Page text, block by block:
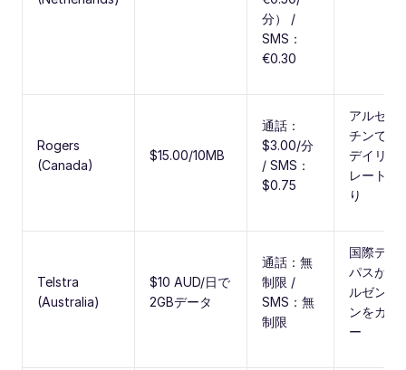
分） /
SMS：
€0.30
Rogers
(Canada)
$15.00/10MB
通話：
$3.00/分
/ SMS：
$0.75
アルゼン
チンでの
デイリー
レートあ
り
Telstra
(Australia)
$10 AUD/日で
2GBデータ
通話：無
制限 /
SMS：無
制限
国際デイ
パスがア
ルゼンチ
ンをカバ
ー